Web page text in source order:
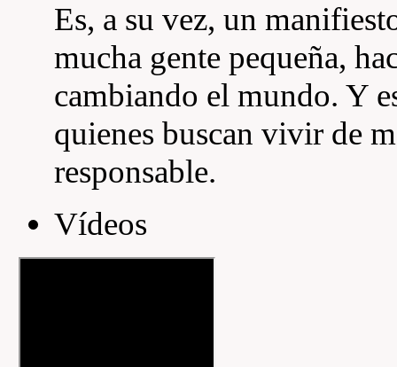
Es, a su vez, un
mucha gente pequeña,
cambiando el mundo. Y
quienes buscan vivir de
responsable.
Ví­deos